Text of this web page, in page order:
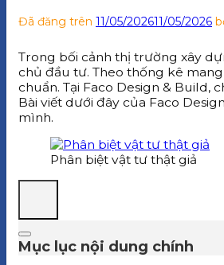
Đã đăng trên 11/05/202611/05/2026
Trong bối cảnh thị trường xây
chủ đầu tư. Theo thống kê
chuẩn. Tại Faco Design & Build,
Bài viết dưới đây của Faco
mình.
Phân biệt vật tư thật giả
Mục lục nội dung chính